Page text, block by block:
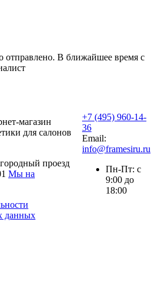
В ближайшее время с
магазин
для салонов
проезд
Мы на
данных
+7 (495) 960-14-
36
Email:
info@framesiru.ru
Пн-Пт: с
9:00 до
18:00